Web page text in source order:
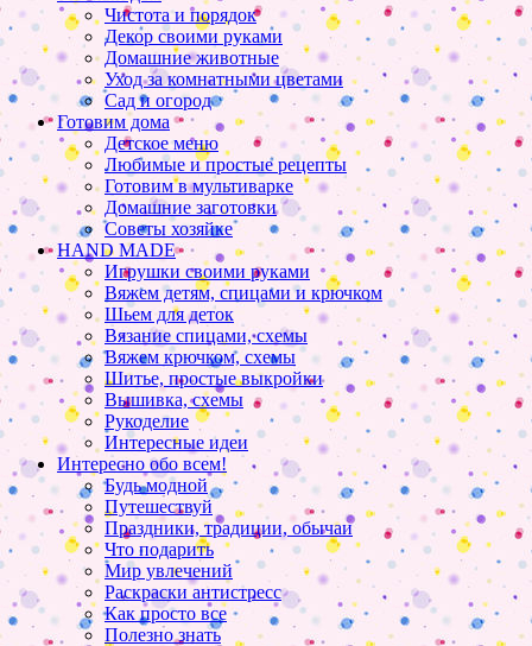
Чистота и порядок
Декор своими руками
Домашние животные
Уход за комнатными цветами
Сад и огород
Готовим дома
Детское меню
Любимые и простые рецепты
Готовим в мультиварке
Домашние заготовки
Советы хозяйке
HAND MADE
Игрушки своими руками
Вяжем детям, спицами и крючком
Шьем для деток
Вязание спицами, схемы
Вяжем крючком, схемы
Шитье, простые выкройки
Вышивка, схемы
Рукоделие
Интересные идеи
Интересно обо всем!
Будь модной
Путешествуй
Праздники, традиции, обычаи
Что подарить
Мир увлечений
Раскраски антистресс
Как просто все
Полезно знать